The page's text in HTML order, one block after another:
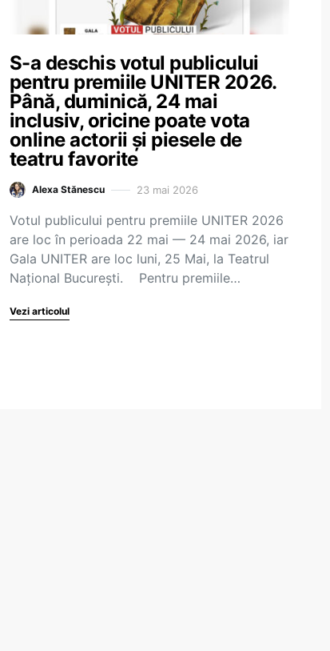
S-a deschis votul publicului
pentru premiile UNITER 2026.
Până, duminică, 24 mai
inclusiv, oricine poate vota
online actorii și piesele de
teatru favorite
Alexa Stănescu 23 mai 2026
Votul publicului pentru premiile UNITER 2026
are loc în perioada 22 mai — 24 mai 2026, iar
Gala UNITER are loc luni, 25 Mai, la Teatrul
Național București. Pentru premiile…
Vezi articolul